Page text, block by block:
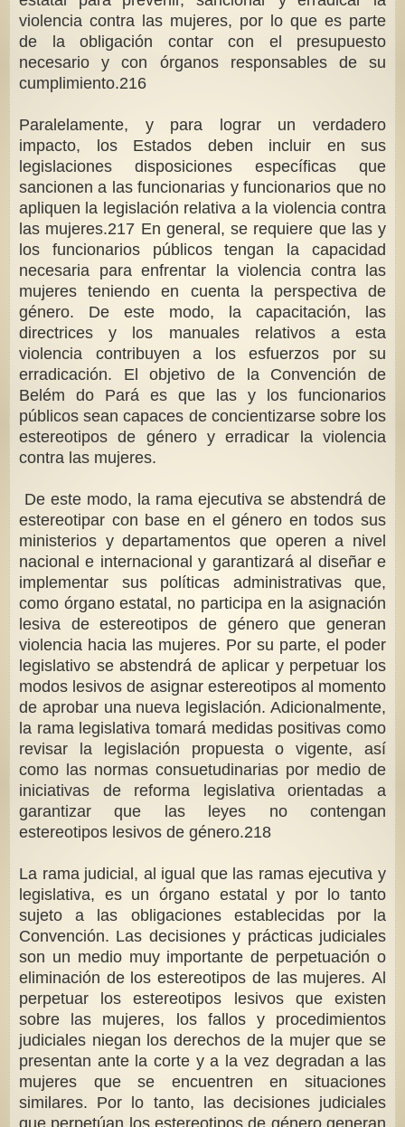
violencia contra las mujeres, por lo que es parte
de la obligación contar con el presupuesto
necesario y con órganos responsables de su
cumplimiento.216
Paralelamente, y para lograr un verdadero
impacto, los Estados deben incluir en sus
legislaciones disposiciones específicas que
sancionen a las funcionarias y funcionarios que no
apliquen la legislación relativa a la violencia contra
las mujeres.217 En general, se requiere que las y
los funcionarios públicos tengan la capacidad
necesaria para enfrentar la violencia contra las
mujeres teniendo en cuenta la perspectiva de
género. De este modo, la capacitación, las
directrices y los manuales relativos a esta
violencia contribuyen a los esfuerzos por su
erradicación. El objetivo de la Convención de
Belém do Pará es que las y los funcionarios
públicos sean capaces de concientizarse sobre los
estereotipos de género y erradicar la violencia
contra las mujeres.
De este modo, la rama ejecutiva se abstendrá de
estereotipar con base en el género en todos sus
ministerios y departamentos que operen a nivel
nacional e internacional y garantizará al diseñar e
implementar sus políticas administrativas que,
como órgano estatal, no participa en la asignación
lesiva de estereotipos de género que generan
violencia hacia las mujeres. Por su parte, el poder
legislativo se abstendrá de aplicar y perpetuar los
modos lesivos de asignar estereotipos al momento
de aprobar una nueva legislación. Adicionalmente,
la rama legislativa tomará medidas positivas como
revisar la legislación propuesta o vigente, así
como las normas consuetudinarias por medio de
iniciativas de reforma legislativa orientadas a
garantizar que las leyes no contengan
estereotipos lesivos de género.218
La rama judicial, al igual que las ramas ejecutiva y
legislativa, es un órgano estatal y por lo tanto
sujeto a las obligaciones establecidas por la
Convención. Las decisiones y prácticas judiciales
son un medio muy importante de perpetuación o
eliminación de los estereotipos de las mujeres. Al
perpetuar los estereotipos lesivos que existen
sobre las mujeres, los fallos y procedimientos
judiciales niegan los derechos de la mujer que se
presentan ante la corte y a la vez degradan a las
mujeres que se encuentren en situaciones
similares. Por lo tanto, las decisiones judiciales
que perpetúan los estereotipos de género generan